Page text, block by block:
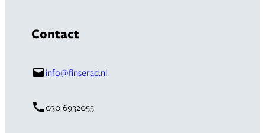
Contact
info@finserad.nl
030 6932055